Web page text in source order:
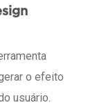
o efeito
usuário.